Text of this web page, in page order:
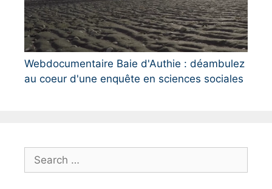
Webdocumentaire Baie d'Authie : déambulez
au coeur d'une enquête en sciences sociales
e